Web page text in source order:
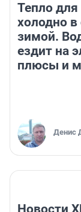
Тепло
холодно в
зимой.
ездит на
плюсы и
Денис
Новости